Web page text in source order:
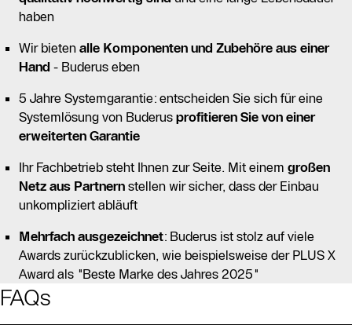
haben
Wir bieten alle Komponenten und Zubehöre aus einer
Hand - Buderus eben
5 Jahre Systemgarantie: entscheiden Sie sich für eine
Systemlösung von Buderus profitieren Sie von einer
erweiterten Garantie
Ihr Fachbetrieb steht Ihnen zur Seite. Mit einem großen
Netz aus Partnern stellen wir sicher, dass der Einbau
unkompliziert abläuft
Mehrfach ausgezeichnet: Buderus ist stolz auf viele
Awards zurückzublicken, wie beispielsweise der PLUS X
Award als "Beste Marke des Jahres 2025"
FAQs